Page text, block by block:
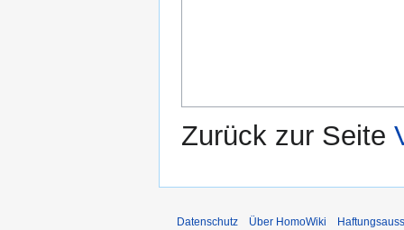
Zurück zur Seite
Datenschutz Über HomoWiki